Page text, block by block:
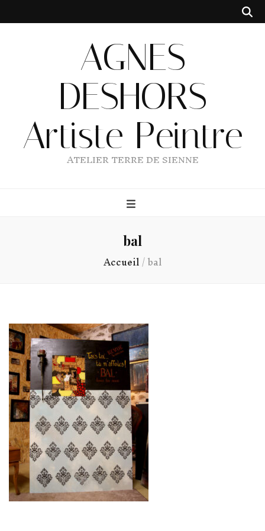
AGNES
DESHORS
Artiste Peintre
ATELIER TERRE DE SIENNE
bal
Accueil/bal